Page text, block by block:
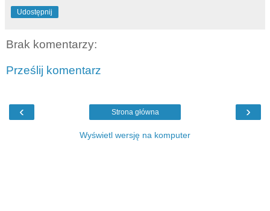
Udostępnij
Brak komentarzy:
Prześlij komentarz
‹ ›
Strona główna
Wyświetl wersję na komputer